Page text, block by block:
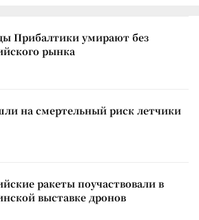
Прибалтики умирают без
рынка
на смертельный риск летчики
ракеты поучаствовали в
выставке дронов